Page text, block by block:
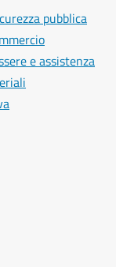
pubblica
e assistenza